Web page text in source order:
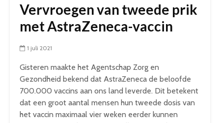
Vervroegen van tweede prik
met AstraZeneca-vaccin
1 juli 2021
Gisteren maakte het Agentschap Zorg en
Gezondheid bekend dat AstraZeneca de beloofde
700.000 vaccins aan ons land leverde. Dit betekent
dat een groot aantal mensen hun tweede dosis van
het vaccin maximaal vier weken eerder kunnen